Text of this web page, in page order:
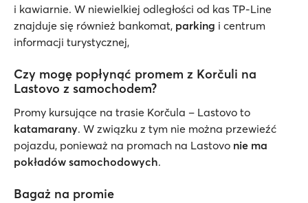
i kawiarnie. W niewielkiej odległości od kas TP-Line
znajduje się również bankomat, parking i centrum
informacji turystycznej,
Czy mogę popłynąć promem z Korčuli na
Lastovo z samochodem?
Promy kursujące na trasie Korčula – Lastovo to
katamarany. W związku z tym nie można przewieźć
pojazdu, ponieważ na promach na Lastovo nie ma
pokładów samochodowych.
Bagaż na promie